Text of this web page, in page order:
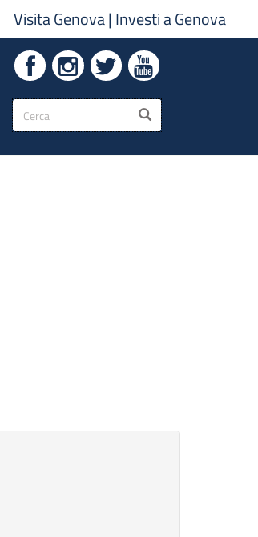
Visita Genova| Investi a Genova
Form
di
ricerca
CERCA